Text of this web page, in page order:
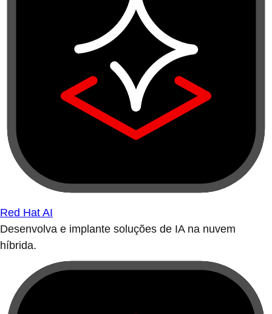
Red Hat AI
Desenvolva e implante soluções de IA na nuvem
híbrida.